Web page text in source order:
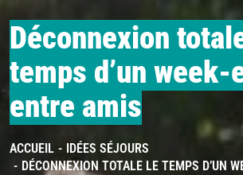
Déconnexion
temps d’un week-
entre amis
ACCUEIL
IDÉES SÉJOURS
DÉCONNEXION TOTALE LE TEMPS D’UN